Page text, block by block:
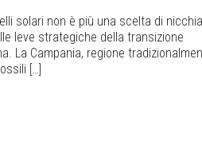
solari non è più una scelta di
leve strategiche della transizione
La Campania, regione
[…]